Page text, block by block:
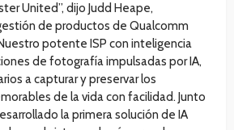
United”, dijo Judd Heape,
de productos de Qualcomm
potente ISP con inteligencia
de fotografía impulsadas por IA,
a capturar y preservar los
de la vida con facilidad. Junto
la primera solución de IA